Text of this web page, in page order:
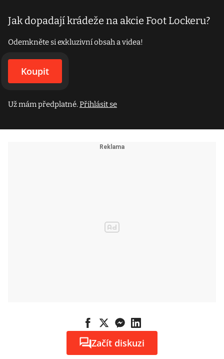
Jak dopadají krádeže na akcie Foot Lockeru?
Odemkněte si exkluzivní obsah a videa!
Koupit
Už mám předplatné.Přihlásit se
Začít diskuzi